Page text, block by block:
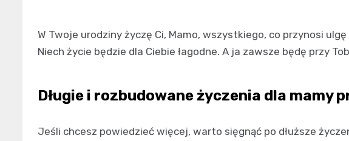
W Twoje urodziny życzę Ci, Mamo, wszystkiego, co przynosi
Niech życie będzie dla Ciebie łagodne. A ja zawsze będę przy
Długie i rozbudowane życzenia dla mamy
Jeśli chcesz powiedzieć więcej, warto sięgnąć po dłuższe